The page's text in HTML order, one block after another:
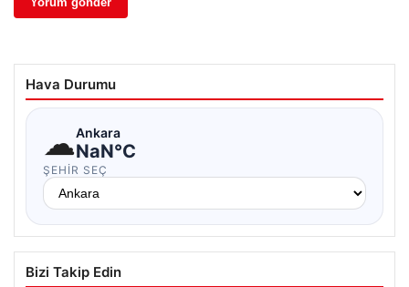
Hava Durumu
☁Ankara
NaN°C
ŞEHIR SEÇ
Bizi Takip Edin